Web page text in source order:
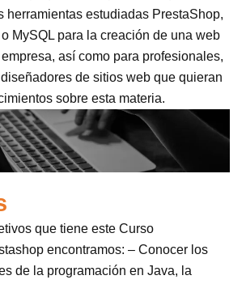
herramientas estudiadas PrestaShop,
MySQL para la creación de una web
así como para profesionales,
de sitios web que quieran
sobre esta materia.
que tiene este Curso
encontramos: – Conocer los
de la programación en Java, la